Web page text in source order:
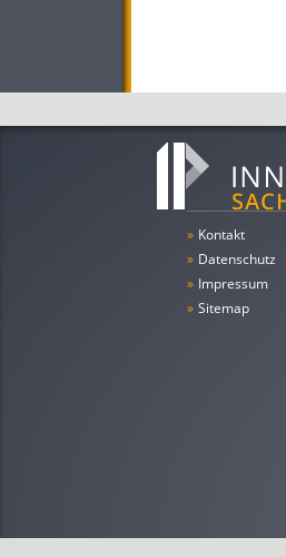
» Kontakt
» Datenschutz
» Impressum
» Sitemap